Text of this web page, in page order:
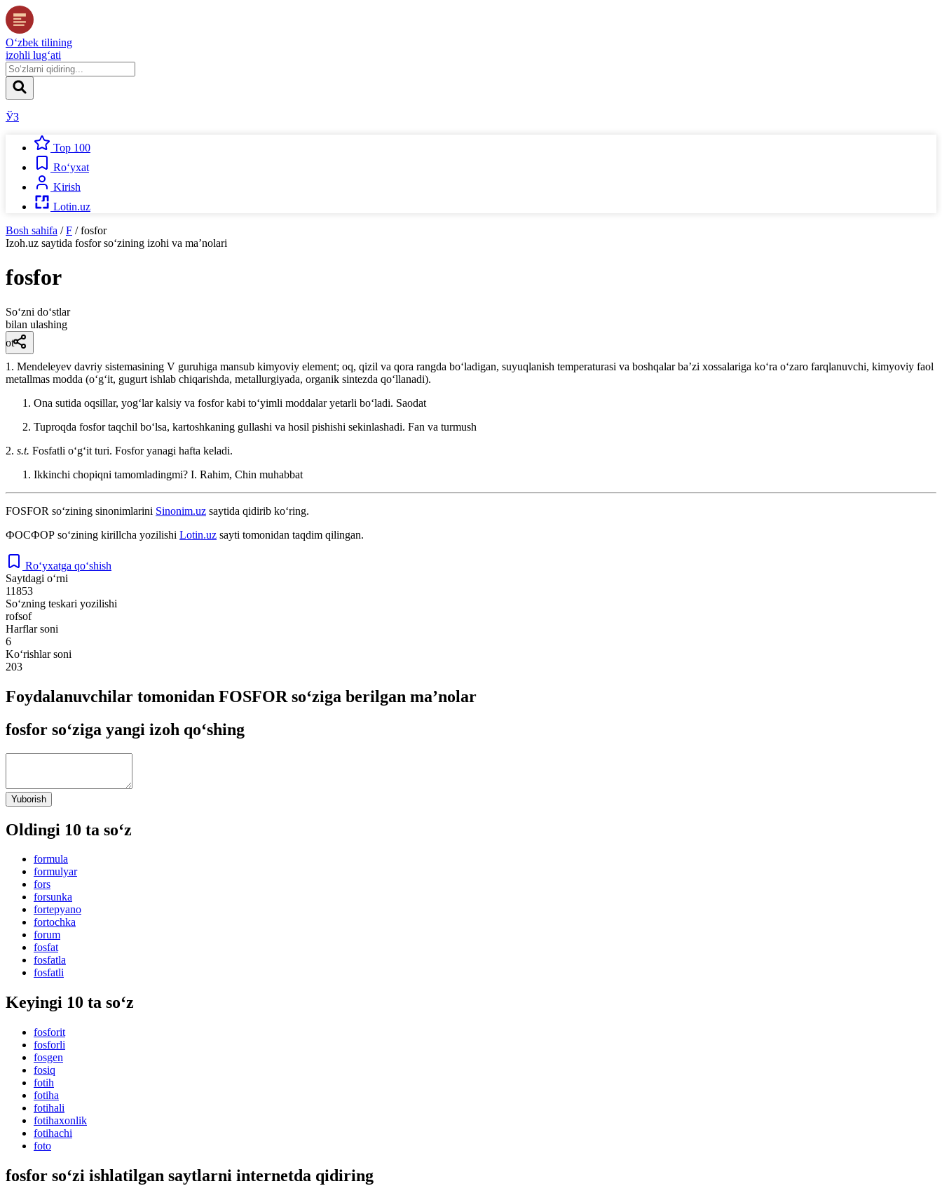
O‘zbek tilining
izohli lug‘ati
ЎЗ
Top 100
Ro‘yxat
Kirish
Lotin.uz
Bosh sahifa / F / fosfor
Izoh.uz saytida fosforso‘zining izohi va ma’nolari
fosfor
So‘zni do‘stlar
bilan ulashing
ot
1. Mendeleyev davriy sistemasining V guruhiga mansub kimyoviy element; oq, qizil va qora rangda boʻladigan, suyuqlanish temperaturasi va boshqalar baʼzi xossalariga koʻra oʻzaro farqlanuvchi, kimyoviy faol
metallmas modda (oʻgʻit, gugurt ishlab chiqarishda, metallurgiyada, organik sintezda qoʻllanadi).
Ona sutida oqsillar, yogʻlar kalsiy va fosfor kabi toʻyimli moddalar yetarli boʻladi. Saodat
Tuproqda fosfor taqchil boʻlsa, kartoshkaning gullashi va hosil pishishi sekinlashadi. Fan va turmush
2. s.t. Fosfatli oʻgʻit turi. Fosfor yanagi hafta keladi.
Ikkinchi chopiqni tamomladingmi? I. Rahim, Chin muhabbat
FOSFOR so‘zining sinonimlarini Sinonim.uz saytida qidirib ko‘ring.
ФОСФОР so‘zining kirillcha yozilishi Lotin.uz sayti tomonidan taqdim qilingan.
Ro‘yxatga qo‘shish
Saytdagi o‘rni
11853
So‘zning teskari yozilishi
rofsof
Harflar soni
6
Ko‘rishlar soni
203
Foydalanuvchilar tomonidan FOSFOR so‘ziga berilgan ma’nolar
fosfor so‘ziga yangi izoh qo‘shing
Yuborish
Oldingi 10 ta so‘z
formula
formulyar
fors
forsunka
fortepyano
fortochka
forum
fosfat
fosfatla
fosfatli
Keyingi 10 ta so‘z
fosforit
fosforli
fosgen
fosiq
fotih
fotiha
fotihali
fotihaxonlik
fotihachi
foto
fosfor so‘zi ishlatilgan saytlarni internetda qidiring